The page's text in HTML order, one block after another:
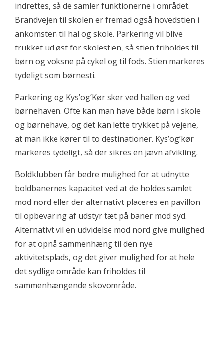
indrettes, så de samler funktionerne i området.
Brandvejen til skolen er fremad også hovedstien i
ankomsten til hal og skole. Parkering vil blive
trukket ud øst for skolestien, så stien friholdes til
børn og voksne på cykel og til fods. Stien markeres
tydeligt som børnesti.
Parkering og Kys’og’Kør sker ved hallen og ved
børnehaven. Ofte kan man have både børn i skole
og børnehave, og det kan lette trykket på vejene,
at man ikke kører til to destinationer. Kys’og’kør
markeres tydeligt, så der sikres en jævn afvikling.
Boldklubben får bedre mulighed for at udnytte
boldbanernes kapacitet ved at de holdes samlet
mod nord eller der alternativt placeres en pavillon
til opbevaring af udstyr tæt på baner mod syd.
Alternativt vil en udvidelse mod nord give mulighed
for at opnå sammenhæng til den nye
aktivitetsplads, og det giver mulighed for at hele
det sydlige område kan friholdes til
sammenhængende skovområde.